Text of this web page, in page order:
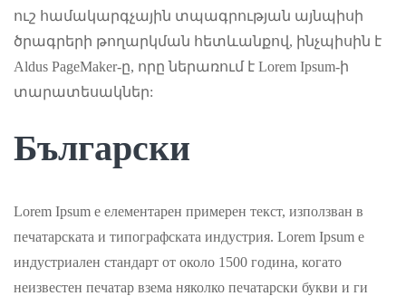
ուշ համակարգչային տպագրության այնպիսի
ծրագրերի թողարկման հետևանքով, ինչպիսին է
Aldus PageMaker-ը, որը ներառում է Lorem Ipsum-ի
տարատեսակներ:
Български
Lorem Ipsum е елементарен примерен текст, използван в
печатарската и типографската индустрия. Lorem Ipsum е
индустриален стандарт от около 1500 година, когато
неизвестен печатар взема няколко печатарски букви и ги